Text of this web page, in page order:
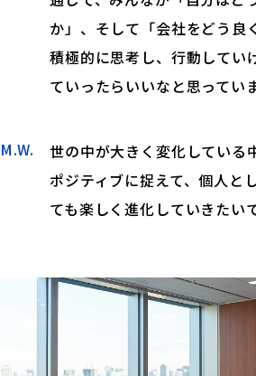
か」、そして「会社をどう良
積極的に思考し、行動してい
ていったらいいなと思っていま
M.W.
世の中が大きく変化している
ポジティブに捉えて、個人と
ても楽しく進化していきたい